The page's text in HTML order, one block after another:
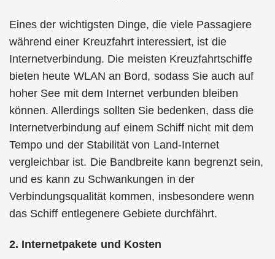
Eines der wichtigsten Dinge, die viele Passagiere
während einer Kreuzfahrt interessiert, ist die
Internetverbindung. Die meisten Kreuzfahrtschiffe
bieten heute WLAN an Bord, sodass Sie auch auf
hoher See mit dem Internet verbunden bleiben
können. Allerdings sollten Sie bedenken, dass die
Internetverbindung auf einem Schiff nicht mit dem
Tempo und der Stabilität von Land-Internet
vergleichbar ist. Die Bandbreite kann begrenzt sein,
und es kann zu Schwankungen in der
Verbindungsqualität kommen, insbesondere wenn
das Schiff entlegenere Gebiete durchfährt.
2. Internetpakete und Kosten